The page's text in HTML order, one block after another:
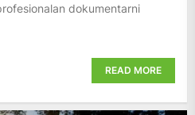
dokumentarni
READ MORE